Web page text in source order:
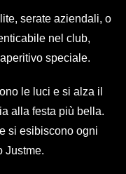
serate aziendali, o
nel club,
speciale.
le luci e si alza il
alla festa più bella.
si esibiscono ogni
Justme.